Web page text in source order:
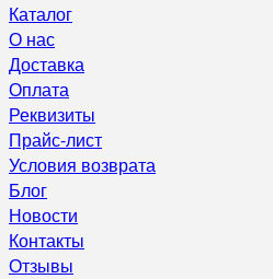
Каталог
О нас
Доставка
Оплата
Реквизиты
Прайс-лист
Условия возврата
Блог
Новости
Контакты
Отзывы